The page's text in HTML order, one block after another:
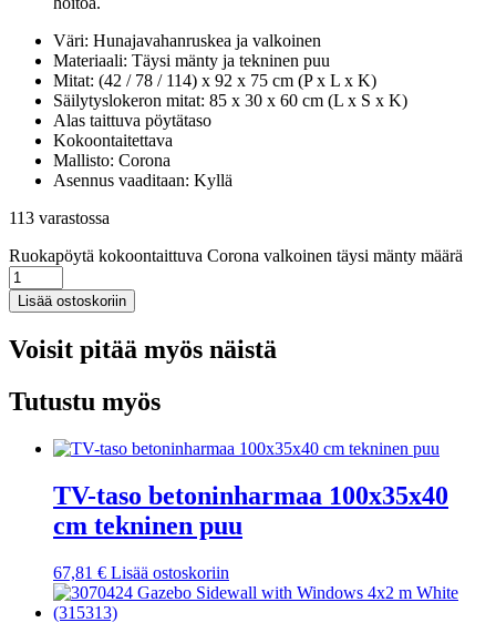
Väri: Hunajavahanruskea ja valkoinen
Materiaali: Täysi mänty ja tekninen puu
Mitat: (42 / 78 / 114) x 92 x 75 cm (P x L x K)
Säilytyslokeron mitat: 85 x 30 x 60 cm (L x S x K)
Alas taittuva pöytätaso
Kokoontaitettava
Mallisto: Corona
Asennus vaaditaan: Kyllä
113 varastossa
Ruokapöytä kokoontaittuva Corona valkoinen täysi mänty määrä
Lisää ostoskoriin
Voisit pitää myös näistä
Tutustu myös
TV-taso betoninharmaa 100x35x40
cm tekninen puu
67,81 € Lisää ostoskoriin